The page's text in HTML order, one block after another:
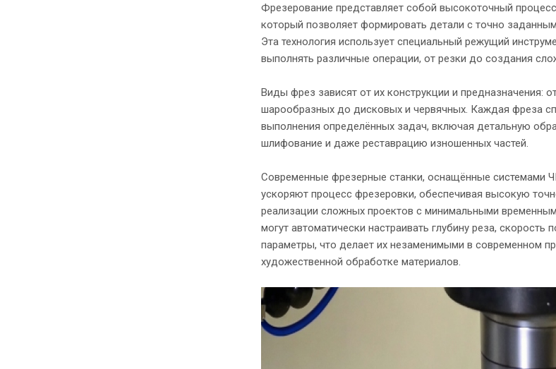
Фрезерование представляет собой высокоточный
который позволяет формировать детали с точно
Эта технология использует специальный режущий
выполнять различные операции, от резки до создания
Виды фрез зависят от их конструкции и предназначения:
шарообразных до дисковых и червячных. Каждая фреза
выполнения определённых задач, включая детальную
шлифование и даже реставрацию изношенных частей.
Современные фрезерные станки, оснащённые системами
ускоряют процесс фрезеровки, обеспечивая высокую
реализации сложных проектов с минимальными
могут автоматически настраивать глубину реза, скорость
параметры, что делает их незаменимыми в современном
художественной обработке материалов.